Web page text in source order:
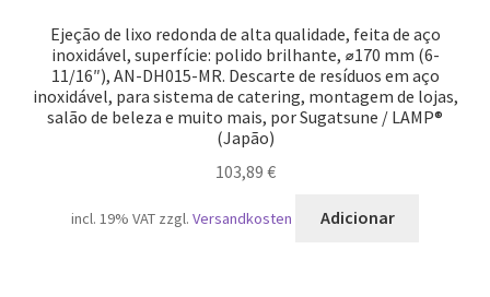
Ejeção de lixo redonda de alta qualidade, feita de aço
inoxidável, superfície: polido brilhante, ⌀170 mm (6-
11/16″), AN-DH015-MR. Descarte de resíduos em aço
inoxidável, para sistema de catering, montagem de lojas,
salão de beleza e muito mais, por Sugatsune / LAMP®
(Japão)
103,89 €
incl. 19% VAT zzgl. Versandkosten Adicionar